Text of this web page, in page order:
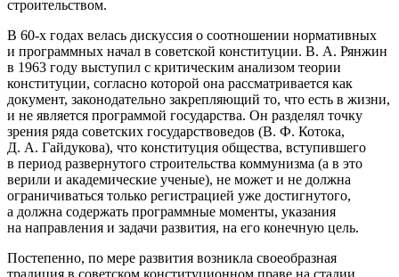
строительством.
В 60-х годах велась дискуссия о соотношении нормативных
и программных начал в советской конституции. В. А. Рянжин
в 1963 году выступил с критическим анализом теории
конституции, согласно которой она рассматривается как
документ, законодательно закрепляющий то, что есть в жизни,
и не является программой государства. Он разделял точку
зрения ряда советских государствоведов (В. Ф. Котока,
Д. А. Гайдукова), что конституция общества, вступившего
в период развернутого строительства коммунизма (а в это
верили и академические ученые), не может и не должна
ограничиваться только регистрацией уже достигнутого,
а должна содержать программные моменты, указания
на направления и задачи развития, на его конечную цель.
Постепенно, по мере развития возникла своеобразная